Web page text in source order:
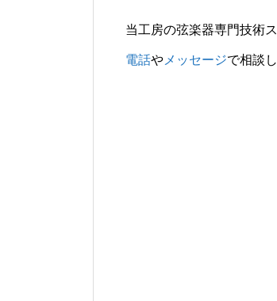
当工房の弦楽器専門技術
電話や メッセージで相談